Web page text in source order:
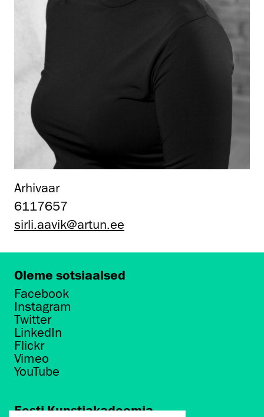
Arhivaar
6117657
sirli.aavik@artun.ee
Oleme sotsiaalsed
Facebook
Instagram
Twitter
LinkedIn
Flickr
Vimeo
YouTube
Eesti Kunstiakadeemia